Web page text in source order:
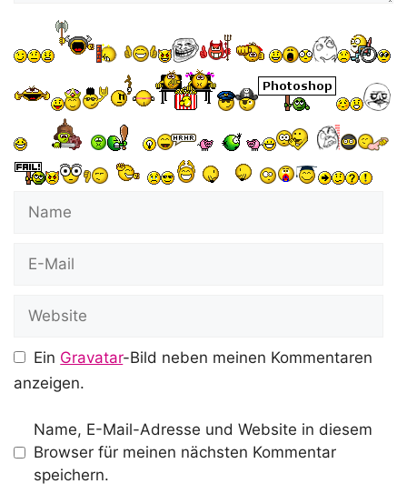
Name
Website
Ein Gravatar-Bild neben meinen Kommentaren
anzeigen.
Name, E-Mail-Adresse und Website in diesem
Browser für meinen nächsten Kommentar
speichern.